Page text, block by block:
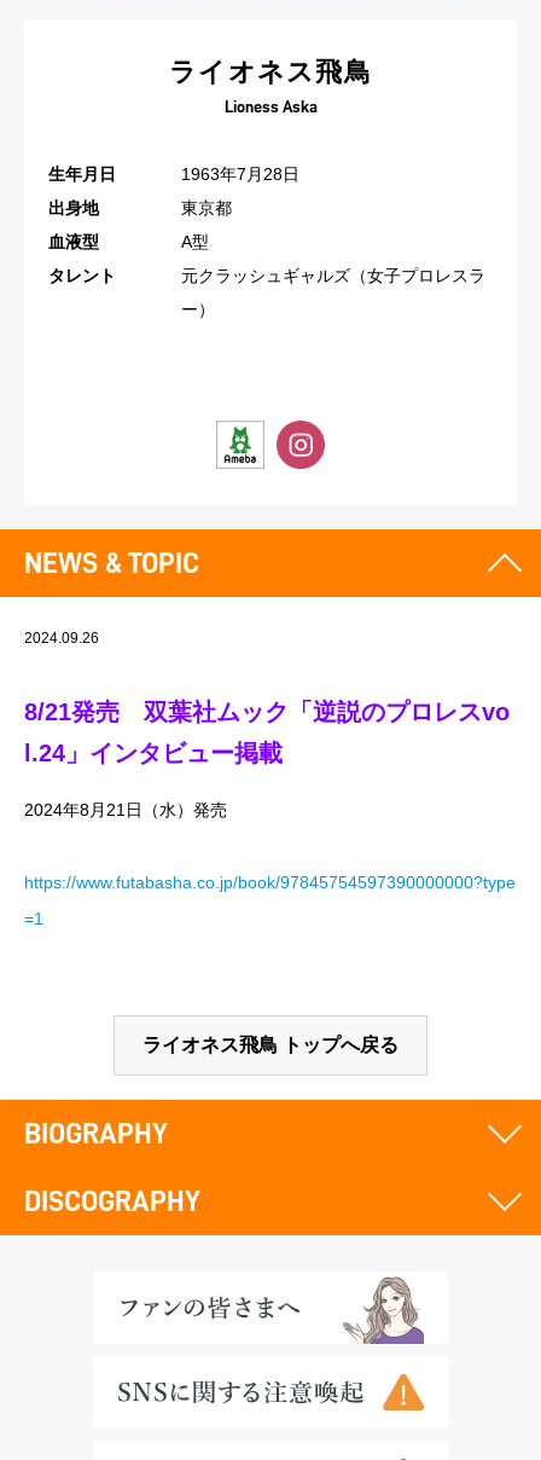
ライオネス飛鳥
Lioness Aska
生年月日
1963年7月28日
出身地
東京都
血液型
A型
タレント
元クラッシュギャルズ（女子プロレスラ
ー）
NEWS & TOPIC
2024.09.26
8/21発売 双葉社ムック「逆説のプロレスvo
l.24」インタビュー掲載
2024年8月21日（水）発売
https://www.futabasha.co.jp/book/97845754597390000000?type
=1
ライオネス飛鳥 トップへ戻る
BIOGRAPHY
DISCOGRAPHY